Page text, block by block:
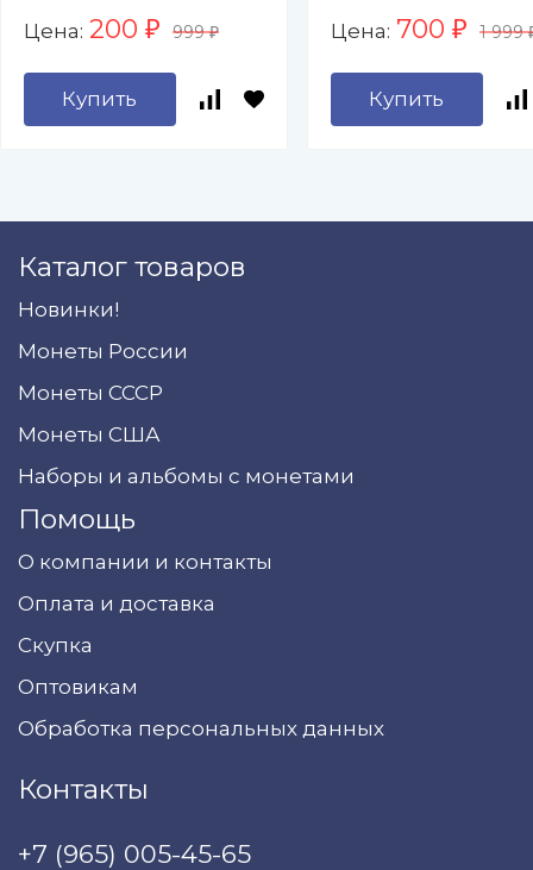
Цена: 200 ₽ 999₽
Купить
Цена: 700 ₽ 1 999
Купить
Каталог товаров
Новинки!
Монеты России
Монеты СССР
Монеты США
Наборы и альбомы с монетами
Помощь
О компании и контакты
Оплата и доставка
Скупка
Оптовикам
Обработка персональных данных
Контакты
+7 (965) 005-45-65